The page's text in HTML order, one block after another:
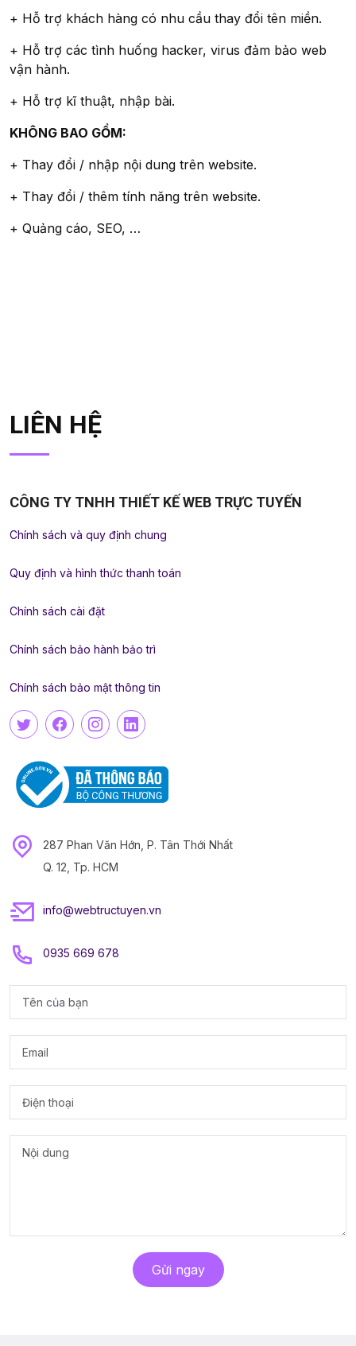
+ Hỗ trợ khách hàng có nhu cầu thay đổi tên miền.
+ Hỗ trợ các tình huống hacker, virus đảm bảo web
vận hành.
+ Hỗ trợ kĩ thuật, nhập bài.
KHÔNG BAO GỒM:
+ Thay đổi / nhập nội dung trên website.
+ Thay đổi / thêm tính năng trên website.
+ Quảng cáo, SEO, …
LIÊN HỆ
CÔNG TY TNHH THIẾT KẾ WEB TRỰC TUYẾN
Chính sách và quy định chung
Quy định và hình thức thanh toán
Chính sách cài đặt
Chính sách bảo hành bảo trì
Chính sách bảo mật thông tin
287 Phan Văn Hớn, P. Tân Thới Nhất
Q. 12, Tp. HCM
info@webtructuyen.vn
0935 669 678
Gửi ngay